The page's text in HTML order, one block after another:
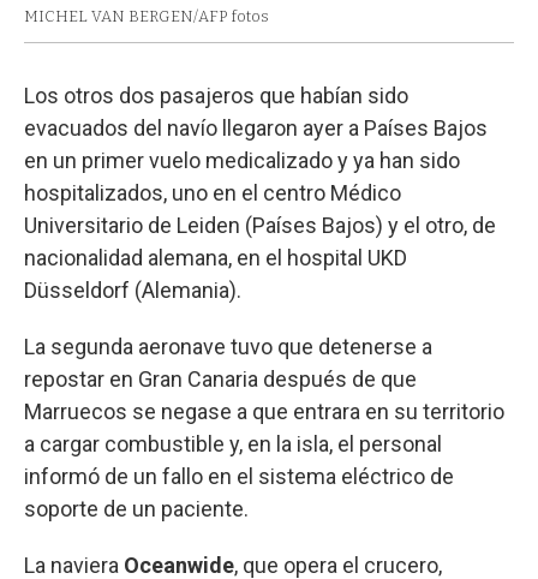
MICHEL VAN BERGEN/AFP fotos
Los otros dos pasajeros que habían sido
evacuados del navío llegaron ayer a Países Bajos
en un primer vuelo medicalizado y ya han sido
hospitalizados, uno en el centro Médico
Universitario de Leiden (Países Bajos) y el otro, de
nacionalidad alemana, en el hospital UKD
Düsseldorf (Alemania).
La segunda aeronave tuvo que detenerse a
repostar en Gran Canaria después de que
Marruecos se negase a que entrara en su territorio
a cargar combustible y, en la isla, el personal
informó de un fallo en el sistema eléctrico de
soporte de un paciente.
La naviera Oceanwide, que opera el crucero,